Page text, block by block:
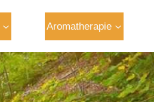
Aromatherapie